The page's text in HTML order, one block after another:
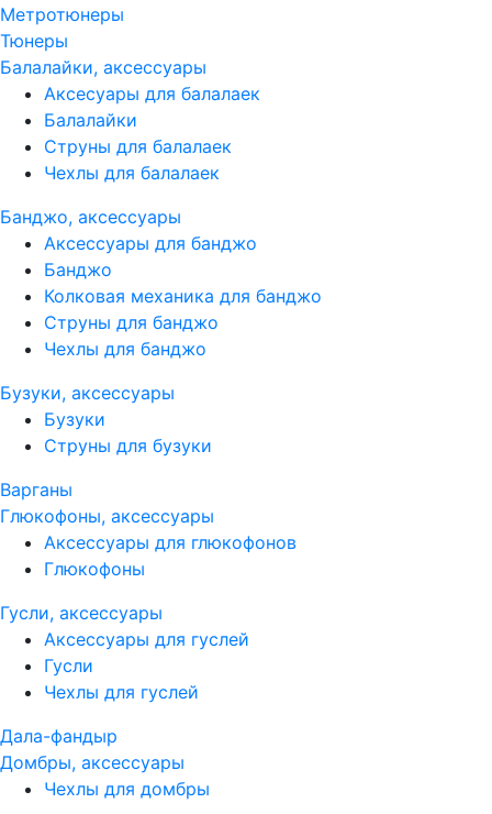
Метротюнеры
Тюнеры
Балалайки, аксессуары
Аксесуары для балалаек
Балалайки
Струны для балалаек
Чехлы для балалаек
Банджо, аксессуары
Аксессуары для банджо
Банджо
Колковая механика для банджо
Струны для банджо
Чехлы для банджо
Бузуки, аксессуары
Бузуки
Струны для бузуки
Варганы
Глюкофоны, аксессуары
Аксессуары для глюкофонов
Глюкофоны
Гусли, аксессуары
Аксессуары для гуслей
Гусли
Чехлы для гуслей
Дала-фандыр
Домбры, аксессуары
Чехлы для домбры